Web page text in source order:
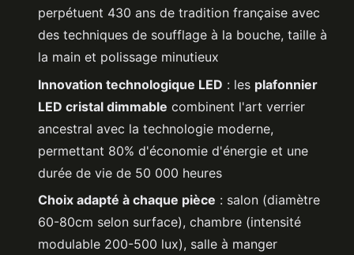
perpétuent 430 ans de tradition française avec
des techniques de soufflage à la bouche, taille à
la main et polissage minutieux
Innovation technologique LED : les plafonnier
LED cristal dimmable combinent l'art verrier
ancestral avec la technologie moderne,
permettant 80% d'économie d'énergie et une
durée de vie de 50 000 heures
Choix adapté à chaque pièce : salon (diamètre
60-80cm selon surface), chambre (intensité
modulable 200-500 lux), salle à manger